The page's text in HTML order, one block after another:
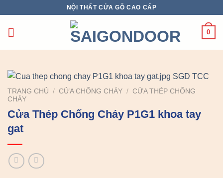
nội
NỘI THẤT CỬA GỖ CAO CẤP
0
TRANG CHỦ / CỬA CHỐNG CHÁY / CỬA THÉP CHỐNG
CHÁY
Cửa Thép Chống Cháy P1G1 khoa tay
gat